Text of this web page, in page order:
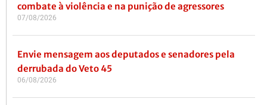
combate à violência e na punição de agressores
07/08/2026
Envie mensagem aos deputados e senadores pela
derrubada do Veto 45
06/08/2026